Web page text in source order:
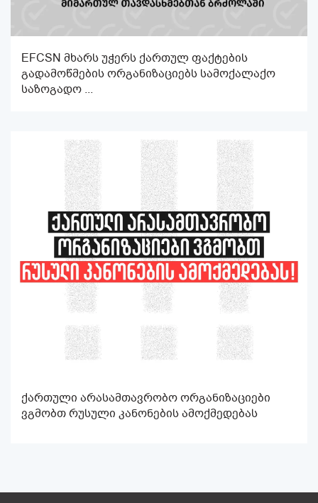
EFCSN მხარს უჭერს ქართულ ფაქტების
გადამოწმების ორგანიზაციებს სამოქალაქო
საზოგადო ...
ქართული არასამთავრობო ორგანიზაციები
ვგმობთ რუსული კანონების ამოქმედებას